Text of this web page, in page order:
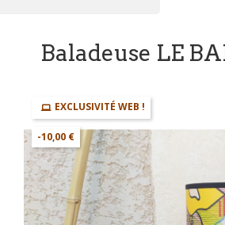
Baladeuse LE
EXCLUSIVITÉ WEB !
-10,00 €